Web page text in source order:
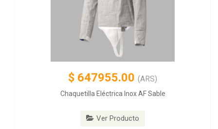
$ 647955.00 (ARS)
Chaquetilla Eléctrica Inox AF Sable
Ver Producto